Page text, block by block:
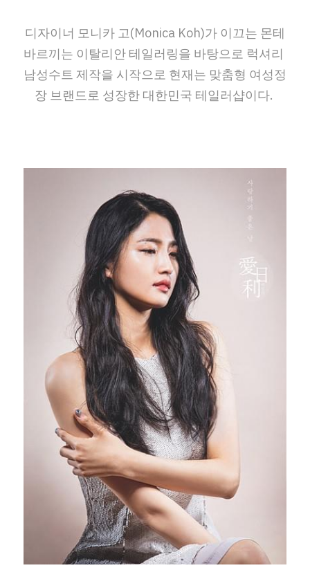
디자이너 모니카 고(Monica Koh)가 이끄는 몬테
바르끼는 이탈리안 테일러링을 바탕으로 럭셔리
남성수트 제작을 시작으로 현재는 맞춤형 여성정
장 브랜드로 성장한 대한민국 테일러샵이다.